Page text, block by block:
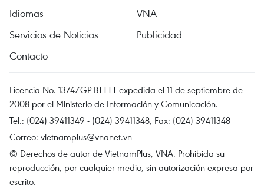
Idiomas
VNA
Servicios de Noticias
Publicidad
Contacto
Licencia No. 1374/GP-BTTTT expedida el 11 de septiembre de
2008 por el Ministerio de Información y Comunicación.
Tel.: (024) 39411349 - (024) 39411348, Fax: (024) 39411348
Correo: vietnamplus@vnanet.vn
© Derechos de autor de VietnamPlus, VNA. Prohibida su
reproducción, por cualquier medio, sin autorización expresa por
escrito.